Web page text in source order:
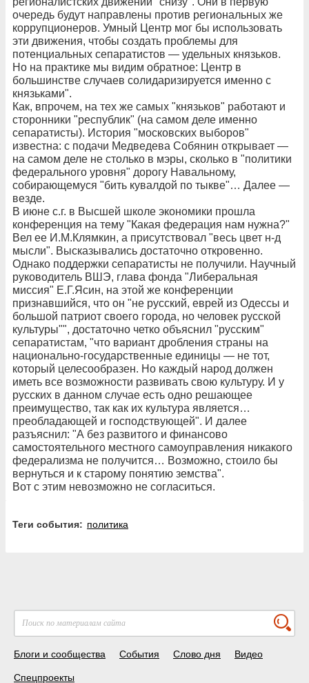
очередь будут направлены против региональных же
коррупционеров. Умный Центр мог бы использовать
эти движения, чтобы создать проблемы для
потенциальных сепаратистов — удельных князьков.
Но на практике мы видим обратное: Центр в
большинстве случаев солидаризируется именно с
князьками".
Как, впрочем, на тех же самых "князьков" работают и
сторонники "республик" (на самом деле именно
сепаратисты). История "московских выборов"
известна: с подачи Медведева Собянин открывает —
на самом деле не столько в мэры, сколько в "политики
федерального уровня" дорогу Навальному,
собирающемуся "бить кувалдой по тыкве"… Далее —
везде.
В июне с.г. в Высшей школе экономики прошла
конференция на тему "Какая федерация нам нужна?"
Вел ее И.М.Клямкин, а присутствовал "весь цвет н-д
мысли". Высказывались достаточно откровенно.
Однако поддержки сепаратисты не получили. Научный
руководитель ВШЭ, глава фонда "Либеральная
миссия" Е.Г.Ясин, на этой же конференции
признавшийся, что он "не русский, еврей из Одессы и
большой патриот своего города, но человек русской
культуры"", достаточно четко объяснил "русским"
сепаратистам, "что вариант дробления страны на
национально-государственные единицы — не тот,
который целесообразен. Но каждый народ должен
иметь все возможности развивать свою культуру. И у
русских в данном случае есть одно решающее
преимущество, так как их культура является…
преобладающей и господствующей". И далее
разъяснил: "А без развитого и финансово
самостоятельного местного самоуправления никакого
федерализма не получится… Возможно, стоило бы
вернуться и к старому понятию земства".
Вот с этим невозможно не согласиться.
Теги события: политика
Блоги и сообщества События Слово дня Видео
Спецпроекты